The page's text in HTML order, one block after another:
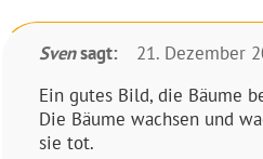
Svensagt:
21. Dezember
Ein gutes Bild, die Bäume
Die Bäume wachsen und
sie tot.